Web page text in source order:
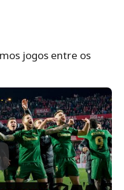
jogos entre os